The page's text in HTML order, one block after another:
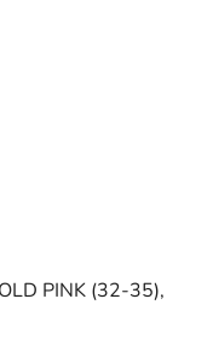
PINK (32-35),